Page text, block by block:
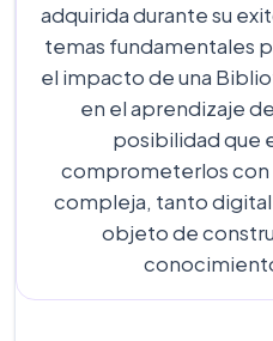
adquirida durante su
temas fundamentales
el impacto de una
en el aprendizaje
posibilidad que
comprometerlos con
compleja, tanto
objeto de